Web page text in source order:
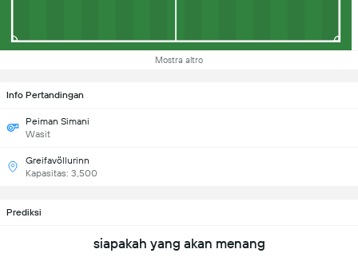
Mostra altro
Info Pertandingan
Peiman Simani
Wasit
Greifavöllurinn
Kapasitas: 3,500
Prediksi
siapakah yang akan menang